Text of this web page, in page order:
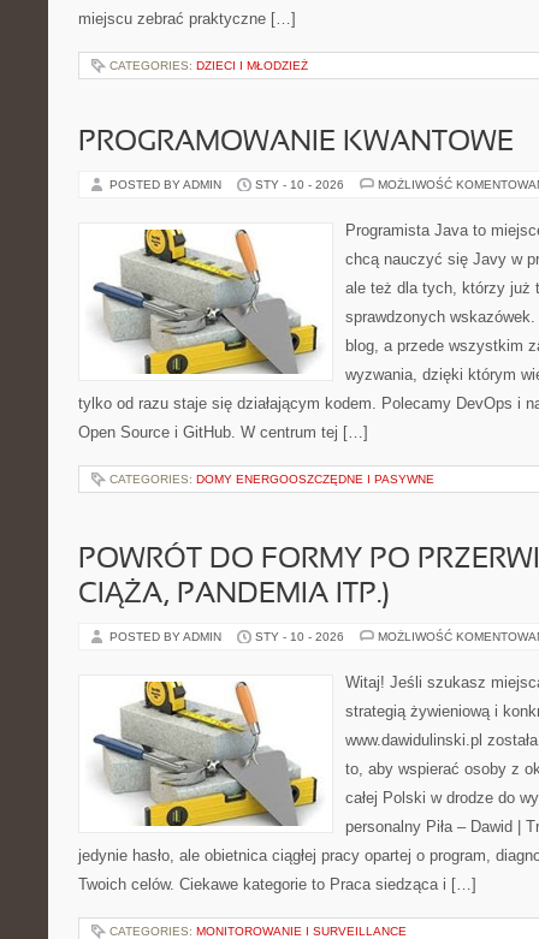
miejscu zebrać praktyczne […]
CATEGORIES: DZIECI I MŁODZIEŻ
PROGRAMOWANIE KWANTOWE
POSTED BY ADMIN STY - 10 - 2026 MOŻLIWOŚĆ
Programista Java to
chcą nauczyć się Javy w
ale też dla tych, którzy już
sprawdzonych wskazówek.
blog, a przede wszystkim
wyzwania, dzięki którym
tylko od razu staje się działającym kodem. Polecamy DevOps i
Open Source i GitHub. W centrum tej […]
CATEGORIES: DOMY ENERGOOSZCZĘDNE I PASYWNE
POWRÓT DO FORMY PO
CIĄŻA, PANDEMIA ITP.)
POSTED BY ADMIN STY - 10 - 2026 MOŻLIWOŚĆ
Witaj! Jeśli szukasz
strategią żywieniową i
www.dawidulinski.pl
to, aby wspierać osoby z
całej Polski w drodze do
personalny Piła – Dawid |
jedynie hasło, ale obietnica ciągłej pracy opartej o program,
Twoich celów. Ciekawe kategorie to Praca siedząca i […]
CATEGORIES: MONITOROWANIE I SURVEILLANCE